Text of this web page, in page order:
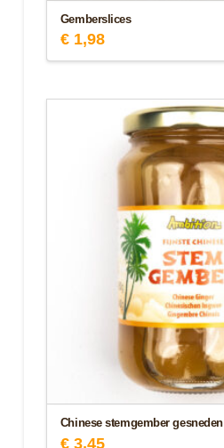
Gemberslices
€1,98
Chinese stemgember gesneden
€3,45